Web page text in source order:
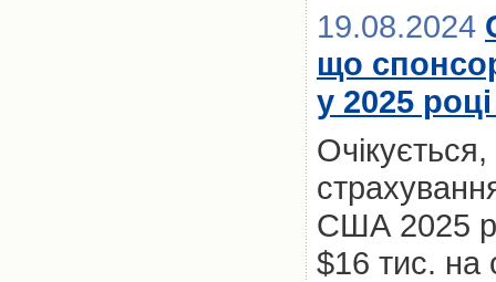
19.08.2024
що
у 2025
США 2025
$16 тис. на